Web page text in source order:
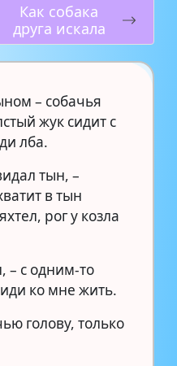
Как собака
друга искала
– собачья
жук сидит с
лба.
тын, –
в тын
рог у козла
– с одним-то
ко мне жить.
голову, только